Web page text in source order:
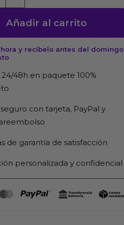
Añadir al carrito
y recíbelo antes del domingo
24/48h en paquete 100%
con tarjeta, PayPal y
de garantía de satisfacción
personalizada y confidencial